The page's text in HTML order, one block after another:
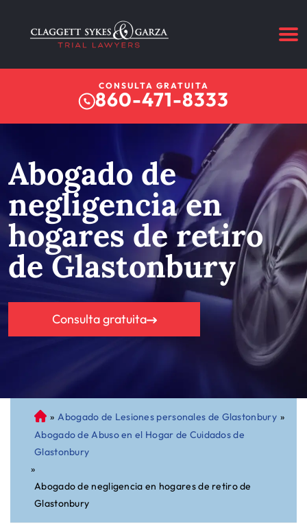
CONSULTA GRATUITA
860-471-8333
Abogado de
negligencia en
hogares de retiro
de Glastonbury
Consulta gratuita
A
bo
ga
do
de
Pe
rs
» Abogado de Lesiones personales de Glastonbury »
Abogado de Abuso en el Hogar de Cuidados de
Glastonbury
»
Abogado de negligencia en hogares de retiro de
Glastonbury